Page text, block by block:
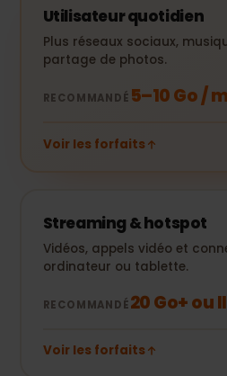
Utilisateur quotidien
Plus réseaux sociaux,
partage de photos.
RECOMMANDÉ 5–10 Go /
Voir les forfaits
Streaming & hotspot
Vidéos, appels vidéo et
ordinateur ou tablette.
RECOMMANDÉ20 Go+ ou
Voir les forfaits